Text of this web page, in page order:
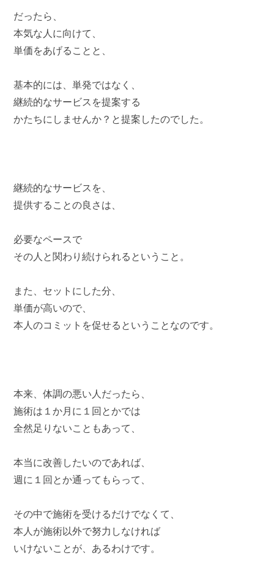
だったら、
本気な人に向けて、
単価をあげることと、
基本的には、単発ではなく、
継続的なサービスを提案する
かたちにしませんか？と提案したのでした。
継続的なサービスを、
提供することの良さは、
必要なペースで
その人と関わり続けられるということ。
また、セットにした分、
単価が高いので、
本人のコミットを促せるということなのです。
本来、体調の悪い人だったら、
施術は１か月に１回とかでは
全然足りないこともあって、
本当に改善したいのであれば、
週に１回とか通ってもらって、
その中で施術を受けるだけでなくて、
本人が施術以外で努力しなければ
いけないことが、あるわけです。